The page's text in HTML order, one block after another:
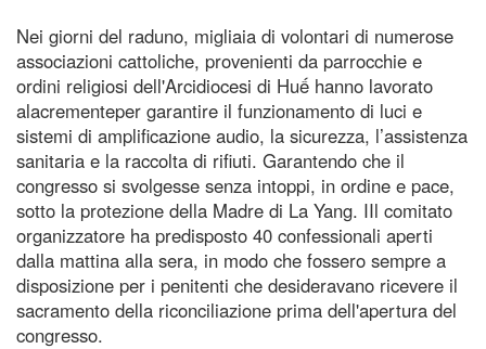
Nei giorni del raduno, migliaia di volontari di numerose
associazioni cattoliche, provenienti da parrocchie e
ordini religiosi dell'Arcidiocesi di Huế hanno lavorato
alacrementeper garantire il funzionamento di luci e
sistemi di amplificazione audio, la sicurezza, l’assistenza
sanitaria e la raccolta di rifiuti. Garantendo che il
congresso si svolgesse senza intoppi, in ordine e pace,
sotto la protezione della Madre di La Yang. IIl comitato
organizzatore ha predisposto 40 confessionali aperti
dalla mattina alla sera, in modo che fossero sempre a
disposizione per i penitenti che desideravano ricevere il
sacramento della riconciliazione prima dell'apertura del
congresso.